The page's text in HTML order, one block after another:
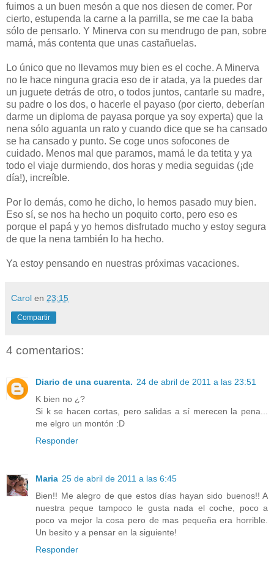
fuimos a un buen mesón a que nos diesen de comer. Por
cierto, estupenda la carne a la parrilla, se me cae la baba
sólo de pensarlo. Y Minerva con su mendrugo de pan, sobre
mamá, más contenta que unas castañuelas.
Lo único que no llevamos muy bien es el coche. A Minerva
no le hace ninguna gracia eso de ir atada, ya la puedes dar
un juguete detrás de otro, o todos juntos, cantarle su madre,
su padre o los dos, o hacerle el payaso (por cierto, deberían
darme un diploma de payasa porque ya soy experta) que la
nena sólo aguanta un rato y cuando dice que se ha cansado
se ha cansado y punto. Se coge unos sofocones de
cuidado. Menos mal que paramos, mamá le da tetita y ya
todo el viaje durmiendo, dos horas y media seguidas (¡de
día!), increíble.
Por lo demás, como he dicho, lo hemos pasado muy bien.
Eso sí, se nos ha hecho un poquito corto, pero eso es
porque el papá y yo hemos disfrutado mucho y estoy segura
de que la nena también lo ha hecho.
Ya estoy pensando en nuestras próximas vacaciones.
Carol en 23:15
Compartir
4 comentarios:
Diario de una cuarenta. 24 de abril de 2011 a las 23:51
K bien no ¿?
Si k se hacen cortas, pero salidas a sí merecen la pena...
me elgro un montón :D
Responder
Maria 25 de abril de 2011 a las 6:45
Bien!! Me alegro de que estos días hayan sido buenos!! A
nuestra peque tampoco le gusta nada el coche, poco a
poco va mejor la cosa pero de mas pequeña era horrible.
Un besito y a pensar en la siguiente!
Responder